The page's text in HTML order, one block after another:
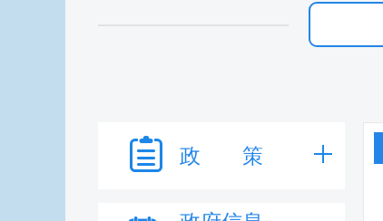
政 策